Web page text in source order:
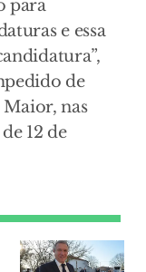
para
e essa
de
nas
12 de